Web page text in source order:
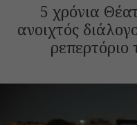
5 χρόνια
ανοιχτός
ρεπερτόριο